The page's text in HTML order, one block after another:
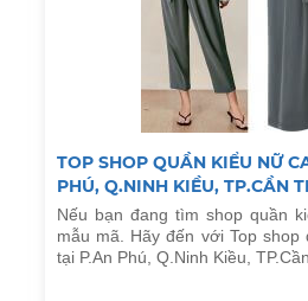
TOP SHOP QUẦN KIỂU NỮ
PHÚ, Q.NINH KIỀU, TP.CẦN
Nếu bạn đang tìm shop quần
mẫu mã. Hãy đến với Top
tại P.An Phú, Q.Ninh Kiều,